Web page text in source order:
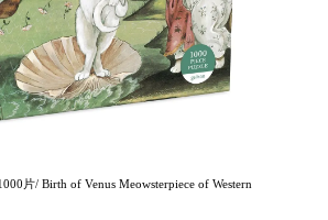
片/ Birth of Venus Meowsterpiece of Western